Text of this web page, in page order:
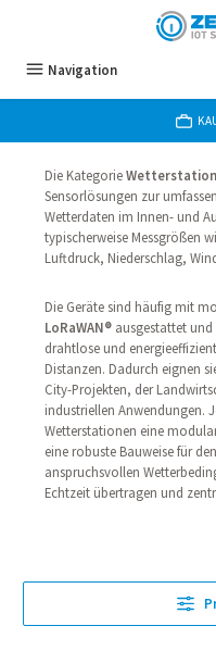
Zum Hauptinhalt springen
Navigation
Die Kategorie
Sensorlösungen zur
Wetterdaten im Innen- und
typischerweise Messgrößen
Luftdruck, Niederschlag,
Die Geräte sind häufig mit
LoRaWAN® ausgestattet
drahtlose und
Distanzen. Dadurch eignen
City-Projekten, der
industriellen Anwendungen.
Wetterstationen eine
eine robuste Bauweise für
anspruchsvollen
Echtzeit übertragen und